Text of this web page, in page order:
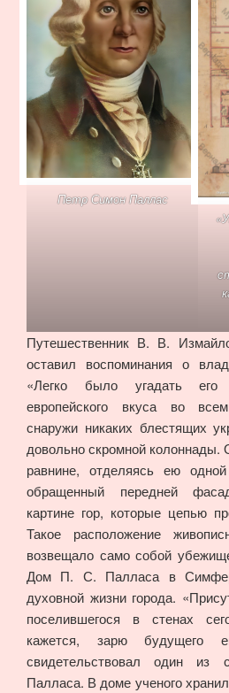
Петр Симон Паллас
Путешественник В. В.
оставил воспоминания о
«Легко было угадать
европейского вкуса во
снаружи никаких блестящих
довольно скромной колоннады.
равнине, отделяясь ею
обращенный передней
картине гор, которые цепью
Такое расположение
возвещало само собой
Дом П. С. Палласа в
духовной жизни города.
поселившегося в стенах
кажется, зарю будущего
свидетельствовал один из
Палласа. В доме ученого